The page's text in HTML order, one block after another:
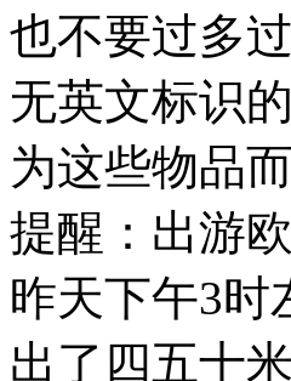
也不要过多
无英文标识
为这些物品
提醒：出游
昨天下午3时
出了四五十